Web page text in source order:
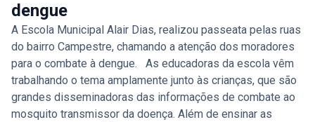
dengue
A Escola Municipal Alair Dias, realizou passeata pelas ruas
do bairro Campestre, chamando a atenção dos moradores
para o combate à dengue. As educadoras da escola vêm
trabalhando o tema amplamente junto às crianças, que são
grandes disseminadoras das informações de combate ao
mosquito transmissor da doença. Além de ensinar as